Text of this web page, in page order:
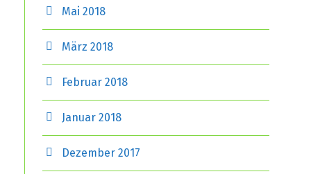
Mai 2018
März 2018
Februar 2018
Januar 2018
Dezember 2017